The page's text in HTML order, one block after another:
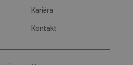
Kariéra
Kontakt